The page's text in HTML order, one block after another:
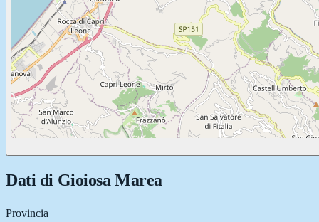
Dati di Gioiosa Marea
Provincia